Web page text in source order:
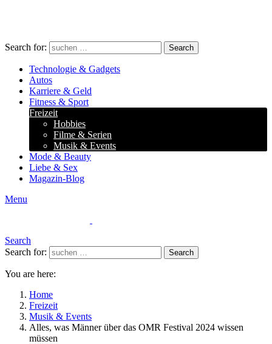
Search for: Search
Technologie & Gadgets
Autos
Karriere & Geld
Fitness & Sport
Freizeit
Hobbies
Filme & Serien
Musik & Events
Mode & Beauty
Liebe & Sex
Magazin-Blog
Menu
Search
Search for:
Search
You are here:
Home
Freizeit
Musik & Events
Alles, was Männer über das OMR Festival 2024 wissen
müssen